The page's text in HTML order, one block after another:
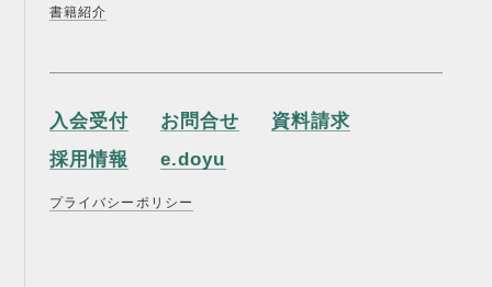
書籍紹介
入会受付 お問合せ
資料請求
採用情報
e.doyu
プライバシーポリシー